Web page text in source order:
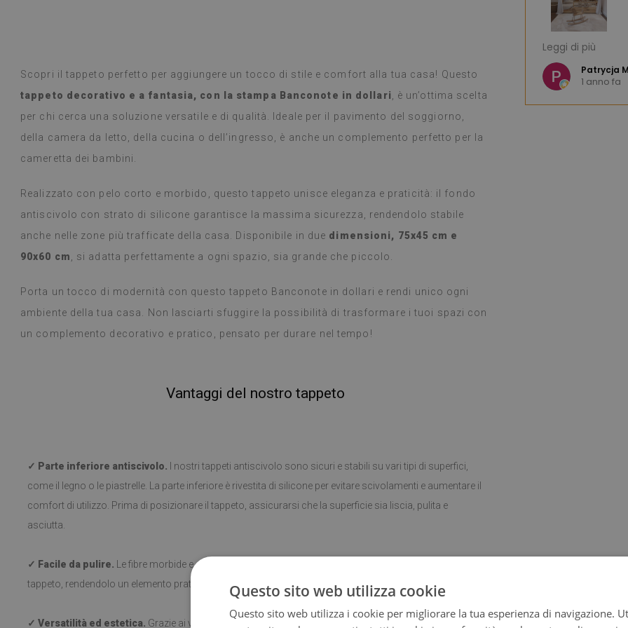
Scopri il tappeto perfetto per aggiungere un tocco di stile e comfort alla tua casa! Questo
tappeto decorativo e a fantasia, con la stampa Banconote in dollari
, è un’ottima scelta
per chi cerca una soluzione versatile e di qualità. Ideale per il pavimento del soggiorno,
della camera da letto, della cucina o dell’ingresso, è anche un complemento perfetto per la
cameretta dei bambini.
Realizzato con pelo corto e morbido, questo tappeto unisce eleganza e praticità: il fondo
antiscivolo con strato di silicone garantisce la massima sicurezza, rendendolo stabile
anche nelle zone più trafficate della casa. Disponibile in due dimensioni, 75x45 cm e
90x60 cm
, si adatta perfettamente a ogni spazio, sia grande che piccolo.
Porta un tocco di modernità con questo tappeto Banconote in dollari e rendi unico ogni
ambiente della tua casa. Non lasciarti sfuggire la possibilità di trasformare i tuoi spazi con
un complemento decorativo e pratico, pensato per durare nel tempo!
Vantaggi del nostro tappeto
✓ Parte inferiore antiscivolo. I nostri tappeti antiscivolo sono sicuri e stabili su vari tipi di superfici,
come il legno o le piastrelle. La parte inferiore è rivestita di silicone per evitare scivolamenti e aumentare il
comfort di utilizzo. Prima di posizionare il tappeto, assicurarsi che la superficie sia liscia, pulita e
asciutta.
✓ Facile da pulire. Le fibre morbide e corte rendono facile la pulizia e il mantenimento dell'igiene del
tappeto, rendendolo un elemento pratico in ogni ambiente.
✓ Versatilità ed estetica. Grazie ai vari motivi, il tappeto si adatta a qualsiasi stanza. Si abbina
prodotto è arrivato entro una settimana e, come
semplice, staccare e applicare è stato facilissimo e
l'effetto è fantastico. Sono molto soddisfatta e
ancora stupita che un adesivo così sottile possa
fare un lavoro simile. Le sto usando da una
alcun problema. Si puliscono facilmente con un
panno umido in caso di sporco o macchie. Le
consiglio.
Beatrycze K
1 anno fa
Sono molto
bellissima.
:)
Leggi di più
Patrycja M
1 anno fa
Questo sito web utilizza cookie
Questo sito web utilizza i cookie per migliorare la tua esperienza di navigazione.